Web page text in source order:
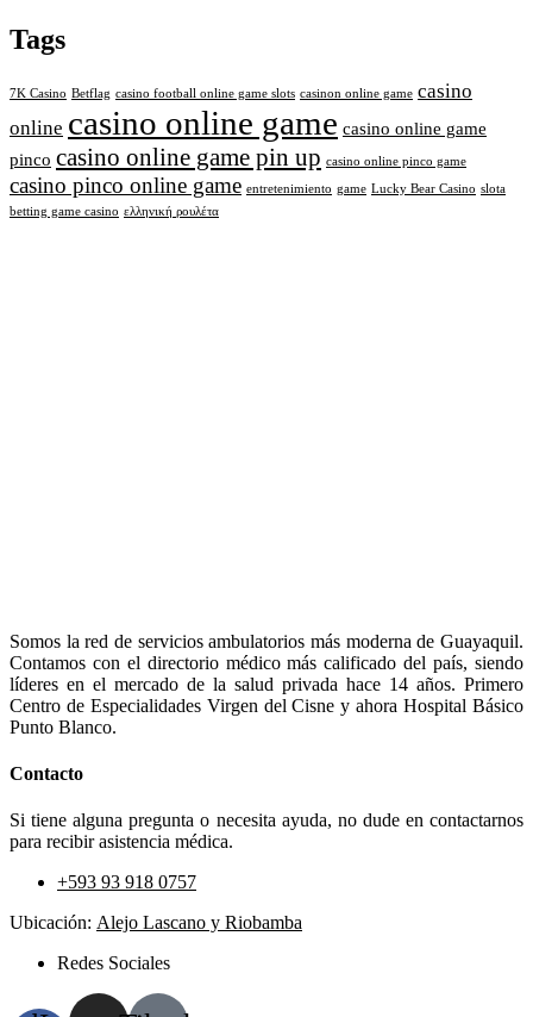
Tags
7K Casino Betflag casino football online game slots casinon online game casino
online casino online game casino online game
pinco casino online game pin up casino online pinco game
casino pinco online game entretenimiento game Lucky Bear Casino slota
betting game casino ελληνική ρουλέτα
Somos la red de servicios ambulatorios más moderna de Guayaquil.
Contamos con el directorio médico más calificado del país, siendo
líderes en el mercado de la salud privada hace 14 años. Primero
Centro de Especialidades Virgen del Cisne y ahora Hospital Básico
Punto Blanco.
Contacto
Si tiene alguna pregunta o necesita ayuda, no dude en contactarnos
para recibir asistencia médica.
+593 93 918 0757
Ubicación: Alejo Lascano y Riobamba
Redes Sociales